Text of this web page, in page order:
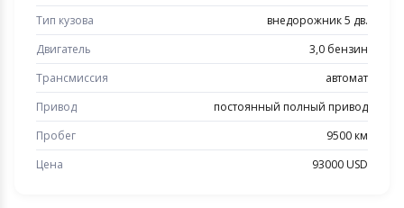
Тип кузова
внедорожник 5 дв.
Двигатель
3,0 бензин
Трансмиссия
автомат
Привод
постоянный полный привод
Пробег
9500 км
Цена
93000 USD